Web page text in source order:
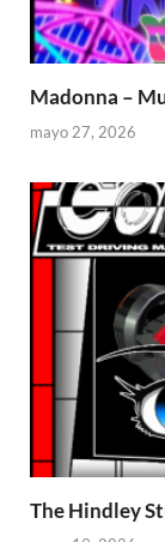
Madonna –
mayo 27, 2026
The Hindley